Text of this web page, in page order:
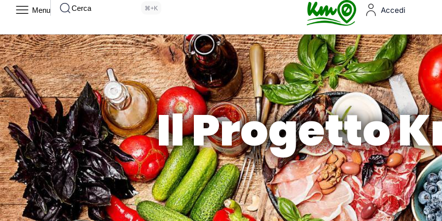
Menu Cerca ⌘+K Accedi
Il Progetto